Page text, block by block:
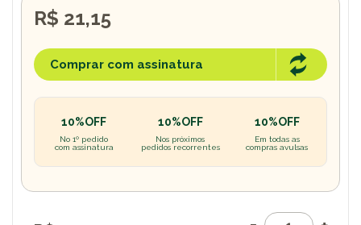
R$ 21,15
Comprar com assinatura
10%OFF
No 1º pedido
com assinatura
10%OFF
Nos próximos
pedidos recorrentes
10%OFF
Em todas as
compras avulsas